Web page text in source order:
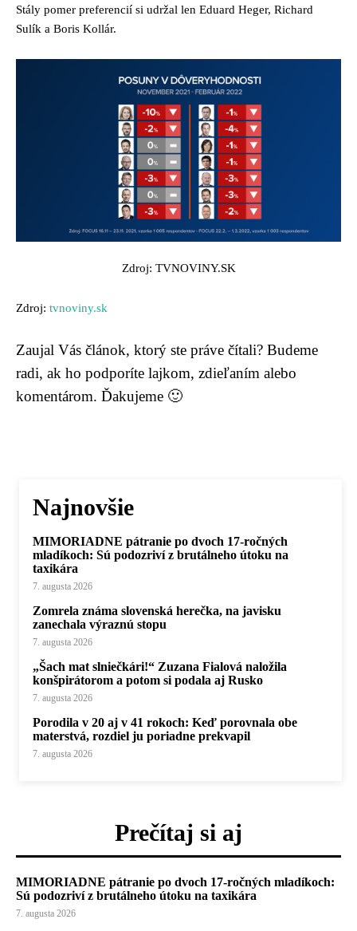
Stály pomer preferencií si udržal len Eduard Heger, Richard
Sulík a Boris Kollár.
Zdroj: TVNOVINY.SK
Zdroj: tvnoviny.sk
Zaujal Vás článok, ktorý ste práve čítali? Budeme
radi, ak ho podporíte lajkom, zdieľaním alebo
komentárom. Ďakujeme 🙂
Najnovšie
MIMORIADNE pátranie po dvoch 17-ročných
mladíkoch: Sú podozriví z brutálneho útoku na
taxikára
7. augusta 2026
Zomrela známa slovenská herečka, na javisku
zanechala výraznú stopu
7. augusta 2026
„Šach mat slniečkári!“ Zuzana Fialová naložila
konšpirátorom a potom si podala aj Rusko
7. augusta 2026
Porodila v 20 aj v 41 rokoch: Keď porovnala obe
materstvá, rozdiel ju poriadne prekvapil
7. augusta 2026
Prečítaj si aj
MIMORIADNE pátranie po dvoch 17-ročných mladíkoch:
Sú podozriví z brutálneho útoku na taxikára
7. augusta 2026